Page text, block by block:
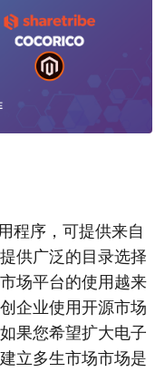
程序，可提供来自
供广泛的目录选择
场平台的使用越来
企业使用开源市场
果您希望扩大电子
立多生市场市场是